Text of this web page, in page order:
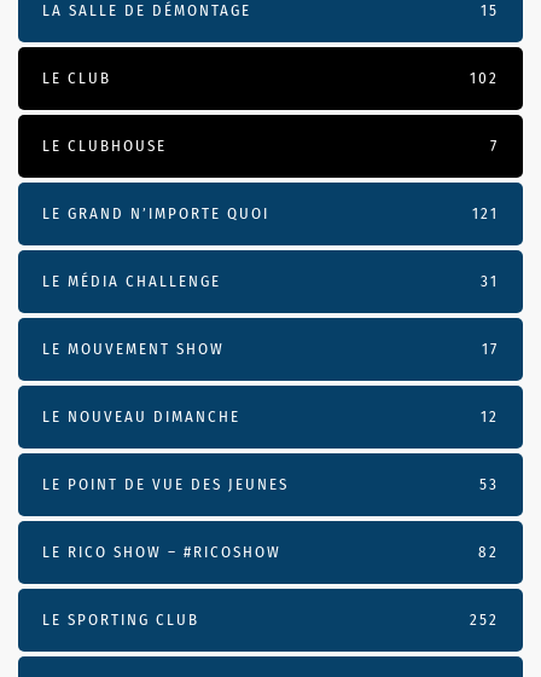
LA SALLE DE DÉMONTAGE 15
LE CLUB 102
LE CLUBHOUSE 7
LE GRAND N’IMPORTE QUOI 121
LE MÉDIA CHALLENGE 31
LE MOUVEMENT SHOW 17
LE NOUVEAU DIMANCHE 12
LE POINT DE VUE DES JEUNES 53
LE RICO SHOW – #RICOSHOW 82
LE SPORTING CLUB 252